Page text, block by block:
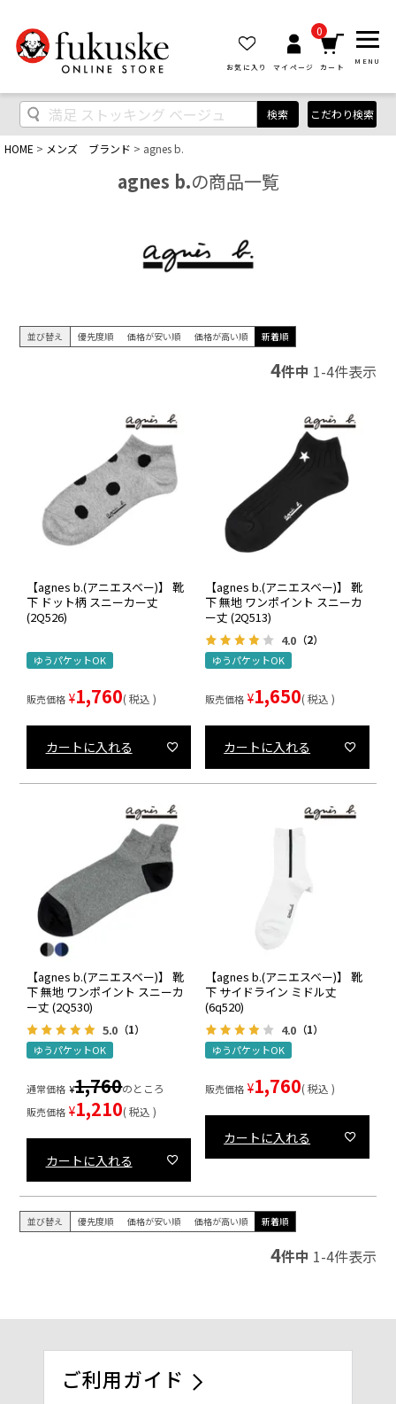
お気に入り マイページ
0
カート
MENU
検索 こだわり検索
HOME メンズ ブランド agnes b.
agnes b.の商品一覧
並び替え 優先度順 価格が安い順 価格が高い順 新着順
4件中 1-4件表示
【agnes b.(アニエスベー)】 靴
下 ドット柄 スニーカー丈
(2Q526)
ゆうパケットOK
販売価格 ¥1,760 税込
カートに入れる
【agnes b.(アニエスベー)】 靴
下 無地 ワンポイント スニーカ
ー丈 (2Q513)
4.0 （2）
ゆうパケットOK
販売価格 ¥1,650 税込
カートに入れる
【agnes b.(アニエスベー)】 靴
下 無地 ワンポイント スニーカ
ー丈 (2Q530)
5.0 （1）
ゆうパケットOK
通常価格 ¥1,760のところ
販売価格 ¥1,210 税込
カートに入れる
【agnes b.(アニエスベー)】 靴
下 サイドライン ミドル丈
(6q520)
4.0 （1）
ゆうパケットOK
販売価格 ¥1,760 税込
カートに入れる
並び替え 優先度順 価格が安い順 価格が高い順 新着順
4件中 1-4件表示
ご利用ガイド